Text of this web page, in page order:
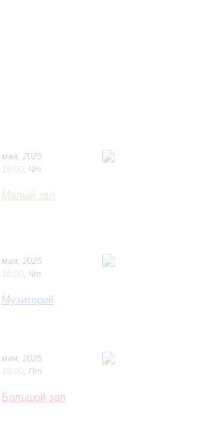
мая 2025
19:00 Чт
Малый зал
мая 2025
18:00 Чт
Музиторий
мая 2025
19:00 Пт
Большой зал